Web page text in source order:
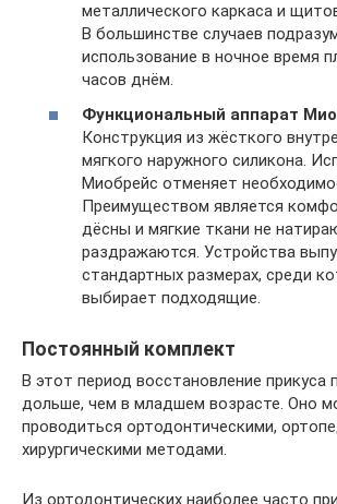
металлического каркаса и
В большинстве случаев
использование в ночное время
часов днём.
Функциональный аппарат
Конструкция из жёсткого
мягкого наружного силикона.
Миобрейс отменяет
Преимуществом является
дёсны и мягкие ткани не
раздражаются. Устройства
стандартных размерах, среди
выбирает подходящие.
Постоянный комплект
В этот период восстановление прикуса
дольше, чем в младшем возрасте. Оно
проводиться ортодонтическими,
хирургическими методами.
Из ортодонтических наиболее часто